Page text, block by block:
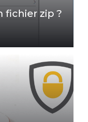
fichier zip ?